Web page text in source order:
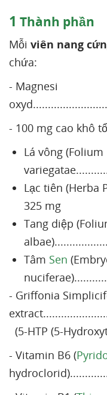
1 Thành phần
Mỗi viên nang
chứa:
- Magnesi
- 100 mg cao khô
Lá vông
Lạc tiên (Herba
325 mg
Tang diệp
Tâm Sen
- Griffonia
(5-HTP (5-
- Vitamin B6 (